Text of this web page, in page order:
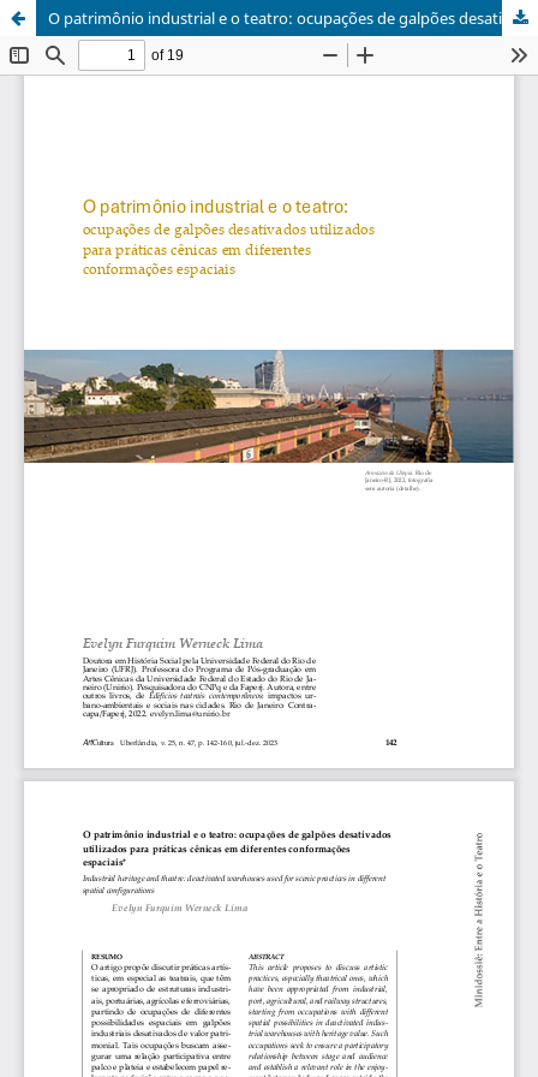
O patrimônio industrial e o teatro: ocupações de galpões desativados utilizados para práticas cênicas em diferentes conformações espaciais